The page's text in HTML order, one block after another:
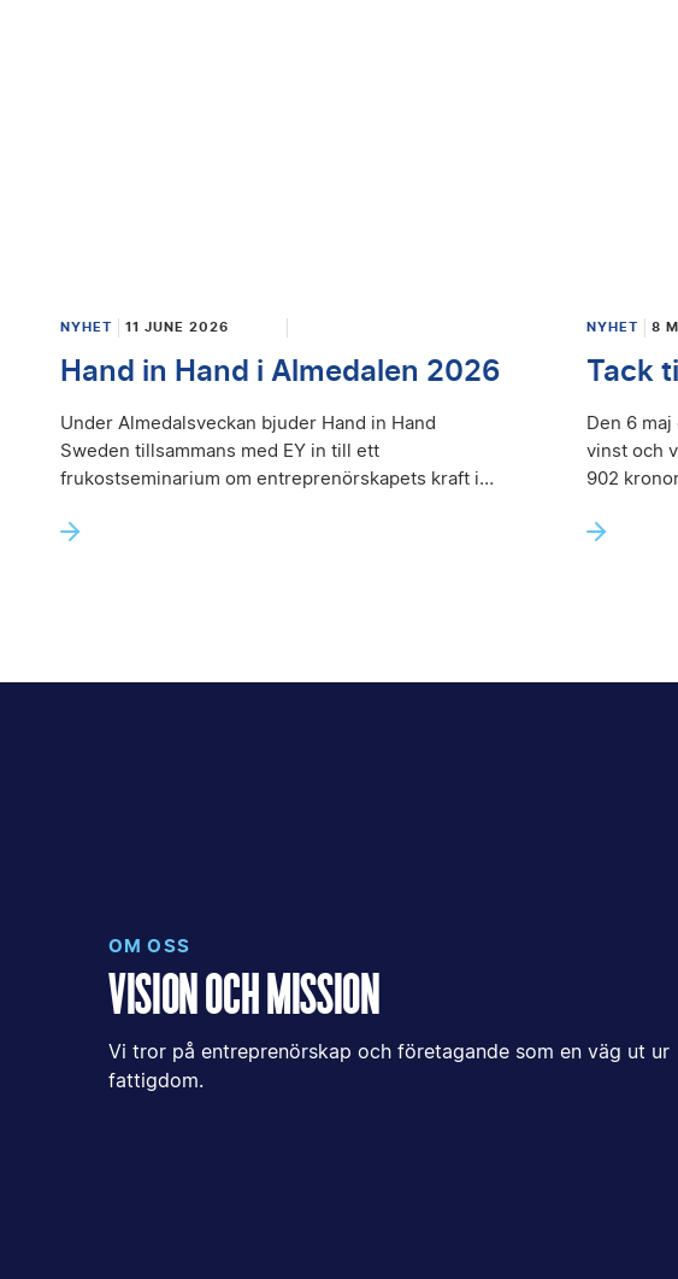
NYHET 11 JUNE 2026
Hand in Hand i Almedalen 2026
Under Almedalsveckan bjuder Hand in Hand
Sweden tillsammans med EY in till ett
frukostseminarium om entreprenörskapets kraft i
inkludering.
NYHET 8
Tack
Den 6
vinst och
902
OM OSS
VISION OCH MISSION
Vi tror på entreprenörskap och företagande som en väg ut ur
fattigdom.